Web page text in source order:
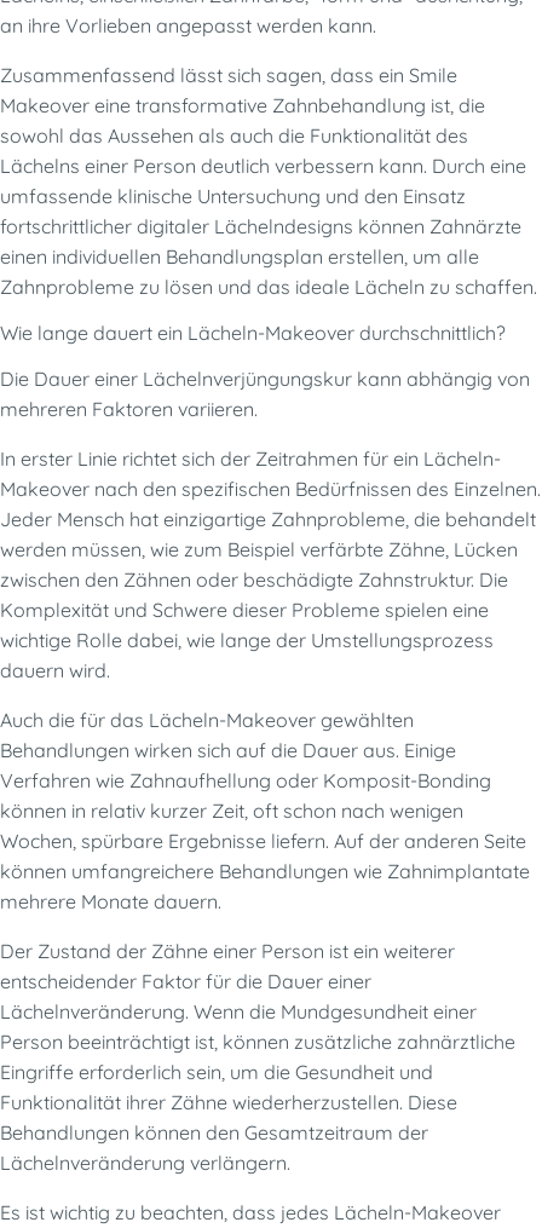
an ihre Vorlieben angepasst werden kann.
Zusammenfassend lässt sich sagen, dass ein Smile
Makeover eine transformative Zahnbehandlung ist, die
sowohl das Aussehen als auch die Funktionalität des
Lächelns einer Person deutlich verbessern kann. Durch eine
umfassende klinische Untersuchung und den Einsatz
fortschrittlicher digitaler Lächelndesigns können Zahnärzte
einen individuellen Behandlungsplan erstellen, um alle
Zahnprobleme zu lösen und das ideale Lächeln zu schaffen.
Wie lange dauert ein Lächeln-Makeover durchschnittlich?
Die Dauer einer Lächelnverjüngungskur kann abhängig von
mehreren Faktoren variieren.
In erster Linie richtet sich der Zeitrahmen für ein Lächeln-
Makeover nach den spezifischen Bedürfnissen des Einzelnen.
Jeder Mensch hat einzigartige Zahnprobleme, die behandelt
werden müssen, wie zum Beispiel verfärbte Zähne, Lücken
zwischen den Zähnen oder beschädigte Zahnstruktur. Die
Komplexität und Schwere dieser Probleme spielen eine
wichtige Rolle dabei, wie lange der Umstellungsprozess
dauern wird.
Auch die für das Lächeln-Makeover gewählten
Behandlungen wirken sich auf die Dauer aus. Einige
Verfahren wie Zahnaufhellung oder Komposit-Bonding
können in relativ kurzer Zeit, oft schon nach wenigen
Wochen, spürbare Ergebnisse liefern. Auf der anderen Seite
können umfangreichere Behandlungen wie Zahnimplantate
mehrere Monate dauern.
Der Zustand der Zähne einer Person ist ein weiterer
entscheidender Faktor für die Dauer einer
Lächelnveränderung. Wenn die Mundgesundheit einer
Person beeinträchtigt ist, können zusätzliche zahnärztliche
Eingriffe erforderlich sein, um die Gesundheit und
Funktionalität ihrer Zähne wiederherzustellen. Diese
Behandlungen können den Gesamtzeitraum der
Lächelnveränderung verlängern.
Es ist wichtig zu beachten, dass jedes Lächeln-Makeover